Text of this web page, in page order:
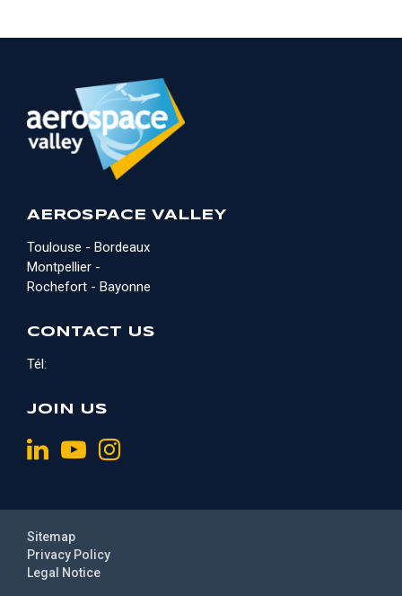
AEROSPACE VALLEY
Toulouse - Bordeaux
Montpellier -
Rochefort - Bayonne
CONTACT US
Tél:
JOIN US
Legal Notice
Privacy Policy
Sitemap